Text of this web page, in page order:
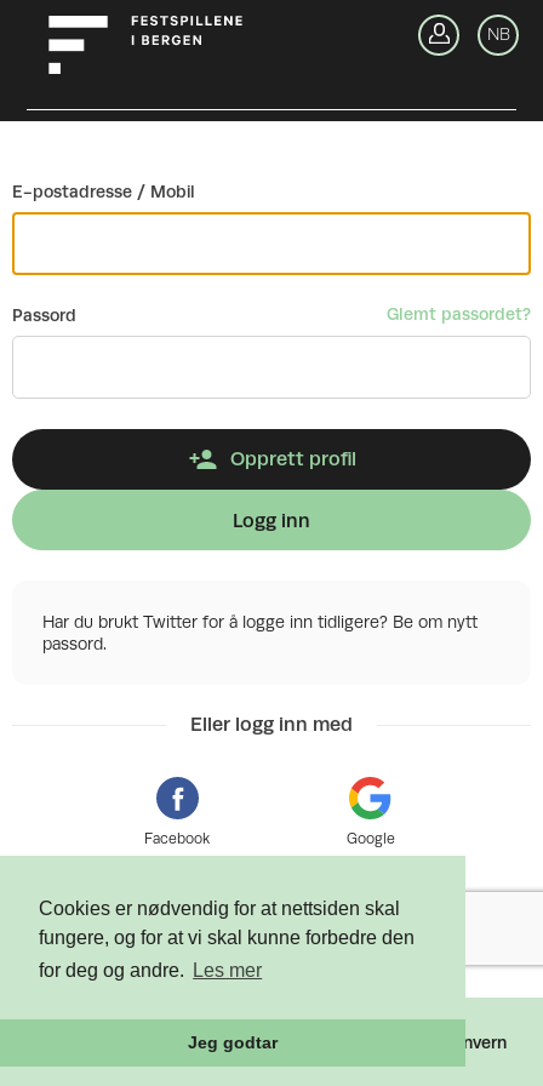
Cookies er nødvendig for at nettsiden skal
fungere, og for at vi skal kunne forbedre den
for deg og andre.
Les mer
Jeg godtar
NB
E-postadresse / Mobil
Passord Glemt passordet?
Opprett profil
Logg inn
Har du brukt Twitter for å logge inn tidligere? Be om nytt
passord.
Eller logg inn med
Facebook Google
2026 Tixly AS - Powered by Personvern